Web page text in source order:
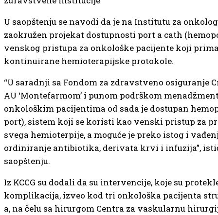
U saopštenju se navodi da je na Institutu za
zaokružen projekat dostupnosti port a cath
venskog pristupa za onkološke pacijente koji
kontinuirane hemioterapijske protokole.
“U saradnji sa Fondom za zdravstveno osiguranje
AU ‘Montefarmom’ i punom podrškom
onkološkim pacijentima od sada je dostupan
port), sistem koji se koristi kao venski pristup za
svega hemioterpije, a moguće je preko istog i
ordiniranje antibiotika, derivata krvi i infuzija”,
saopštenju.
Iz KCCG su dodali da su intervencije, koje su
komplikacija, izveo kod tri onkološka pacijenta
a, na čelu sa hirurgom Centra za vaskularnu